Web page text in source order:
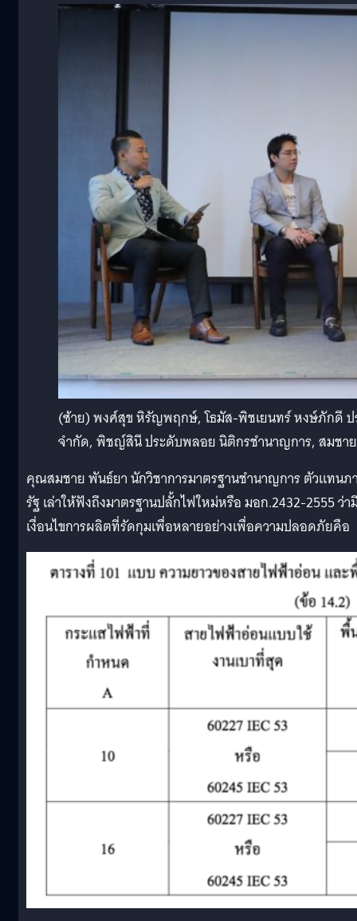
(ซ้าย) พงศ์สุข หิรัญพฤกษ์, โธมัส-พิชเยนทร์ หงษ์ภักดี ป
จำกัด, พิชญ์สินี ประดับพลอย นิติกรชำนาญการ, สมชา
คุณสมชาย พันธ์ยา นักวิชาการมาตรฐานชำนาญการ ตัวแทนภ
รัฐ เล่าให้ฟังถึงมาตรฐานปลั้กไฟใหม่หรือ มอก.2432-2555 ว่า
เงื่อนไขการผลิตที่รัดกุมเพื่อหลายอย่างเพื่อความปลอดภัยคือ